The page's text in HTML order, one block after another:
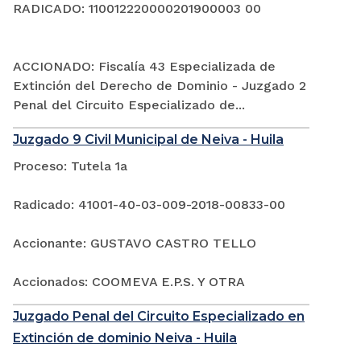
RADICADO: 110012220000201900003 00
ACCIONADO: Fiscalía 43 Especializada de
Extinción del Derecho de Dominio - Juzgado 2
Penal del Circuito Especializado de...
Juzgado 9 Civil Municipal de Neiva - Huila
Proceso: Tutela 1a
Radicado: 41001-40-03-009-2018-00833-00
Accionante: GUSTAVO CASTRO TELLO
Accionados: COOMEVA E.P.S. Y OTRA
Juzgado Penal del Circuito Especializado en
Extinción de dominio Neiva - Huila